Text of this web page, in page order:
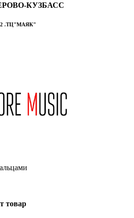
КУЗБАСС
2 .ТЦ"МАЯК"
товар